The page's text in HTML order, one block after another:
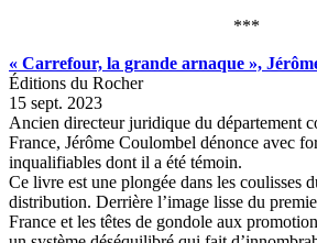
***
« Carrefour, la grande arnaque »,
Éditions du Rocher
15 sept. 2023
Ancien directeur juridique du département
France, Jérôme Coulombel dénonce avec
inqualifiables dont il a été témoin.
Ce livre est une plongée dans les coulisses
distribution. Derrière l’image lisse du
France et les têtes de gondole aux